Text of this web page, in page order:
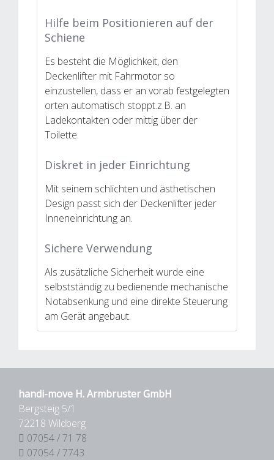
Hilfe beim Positionieren auf der
Schiene
Es besteht die Möglichkeit, den
Deckenlifter mit Fahrmotor so
einzustellen, dass er an vorab festgelegten
orten automatisch stoppt.z.B. an
Ladekontakten oder mittig über der
Toilette.
Diskret in jeder Einrichtung
Mit seinem schlichten und ästhetischen
Design passt sich der Deckenlifter jeder
Inneneinrichtung an.
Sichere Verwendung
Als zusätzliche Sicherheit wurde eine
selbstständig zu bedienende mechanische
Notabsenkung und eine direkte Steuerung
am Gerät angebaut.
handi-move H. Armbruster GmbH
Bergsteig 5/1
72218 Wildberg
07054 / 71 78
07054 / 7743